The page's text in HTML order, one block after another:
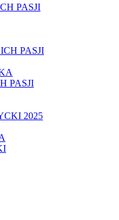
PASJI
PASJI
PASJI
2025